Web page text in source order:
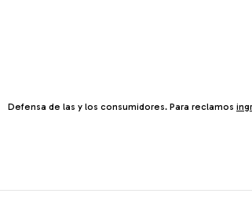
Defensa de las y los consumidores. Para reclamos